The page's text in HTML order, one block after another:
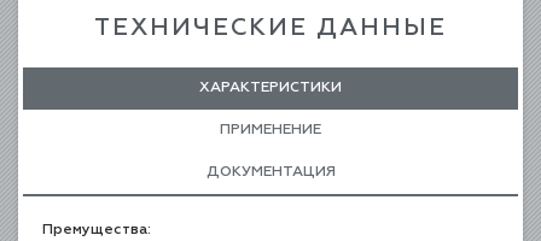
ТЕХНИЧЕСКИЕ ДАННЫЕ
ХАРАКТЕРИСТИКИ
ПРИМЕНЕНИЕ
ДОКУМЕНТАЦИЯ
Премущества: